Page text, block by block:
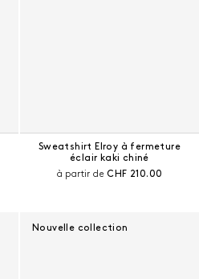
Sweatshirt Elroy à fermeture
éclair kaki chiné
à partir dePrix courant :
CHF 210.00
Nouvelle collection